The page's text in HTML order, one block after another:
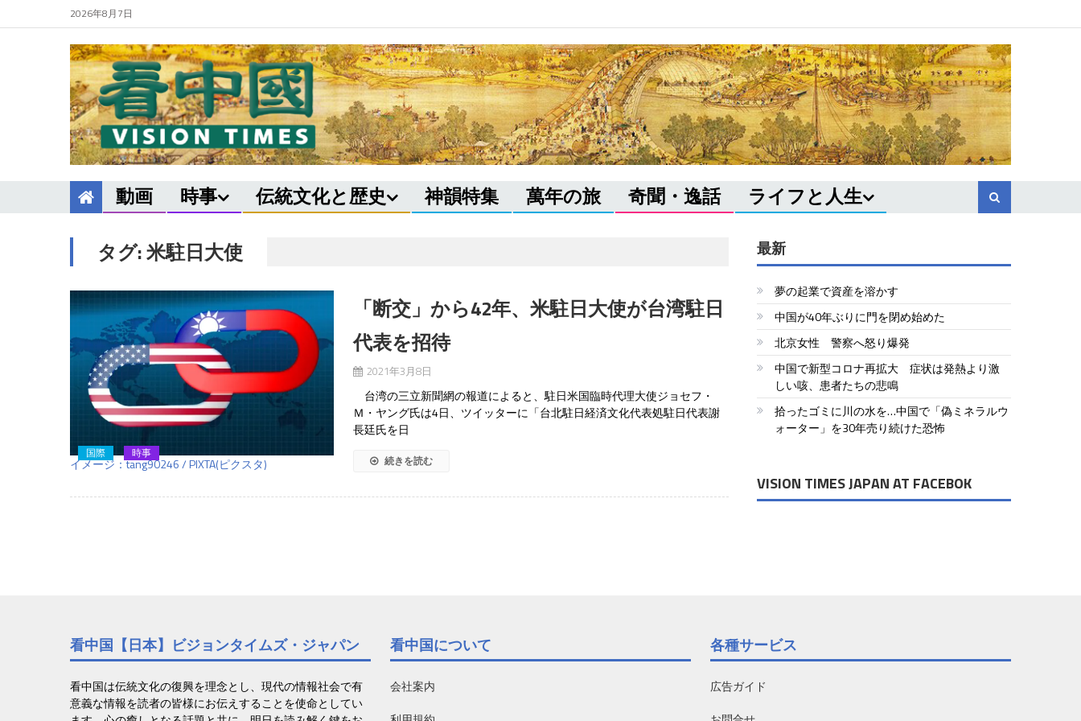
2026年8月7日
動画 時事 伝統文化と歴史 神韻特集 萬年の旅 奇聞・逸話 ライフと人生
タグ:米駐日大使
イメージ：tang90246 / PIXTA(ピクスタ)
国際 時事
「断交」から42年、米駐日大使が台湾駐日
代表を招待
2021年3月8日
台湾の三立新聞網の報道によると、駐日米国臨時代理大使ジョセフ・
Ｍ・ヤング氏は4日、ツイッターに「台北駐日経済文化代表処駐日代表謝
長廷氏を日
続きを読む
最新
夢の起業で資産を溶かす
中国が40年ぶりに門を閉め始めた
北京女性 警察へ怒り爆発
中国で新型コロナ再拡大 症状は発熱より激
しい咳、患者たちの悲鳴
拾ったゴミに川の水を…中国で「偽ミネラルウ
ォーター」を30年売り続けた恐怖
VISION TIMES JAPAN AT FACEBOK
看中国【日本】ビジョンタイムズ・ジャパン
看中国は伝統文化の復興を理念とし、現代の情報社会で有
意義な情報を読者の皆様にお伝えすることを使命としてい
看中国について
会社案内
各種サービス
広告ガイド